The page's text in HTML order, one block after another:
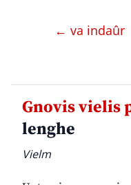
← va indaûr
Gnovis vielis
lenghe
Vielm